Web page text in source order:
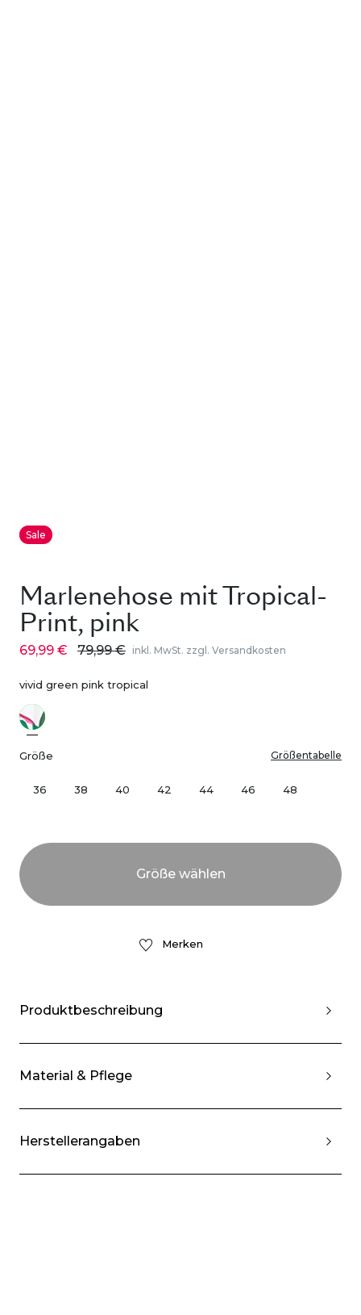
Sale
Marlenehose mit Tropical-
Print, pink
69,99 € 79,99 € inkl. MwSt. zzgl. Versandkosten
vivid green pink tropical
Größe Größentabelle
36 38 40 42 44 46 48
Merken
Produktbeschreibung
Material & Pflege
Herstellerangaben